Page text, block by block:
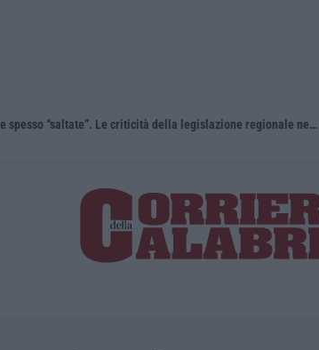
“Carenze informative” e procedure spesso “saltate”. Le criticità della legislazione regionale nel 2025